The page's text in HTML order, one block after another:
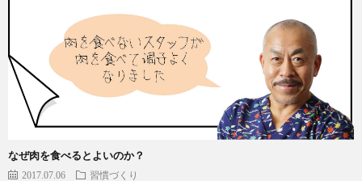
なぜ肉を食べるとよいのか？
2017.07.06 習慣づくり